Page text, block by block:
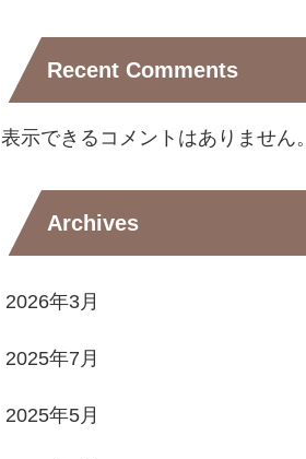
Recent Comments
表示できるコメントはありません。
Archives
2026年3月
2025年7月
2025年5月